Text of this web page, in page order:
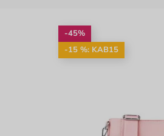
-45%
-15 %: KAB15